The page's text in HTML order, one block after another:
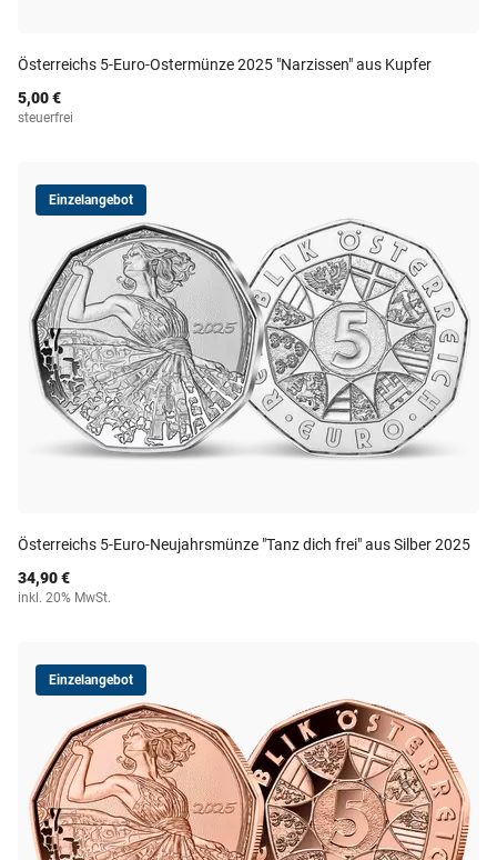
Österreichs 5-Euro-Ostermünze 2025 "Narzissen" aus Kupfer
5,00 €
steuerfrei
Einzelangebot
Österreichs 5-Euro-Neujahrsmünze "Tanz dich frei" aus Silber 2025
34,90 €
inkl. 20% MwSt.
Einzelangebot